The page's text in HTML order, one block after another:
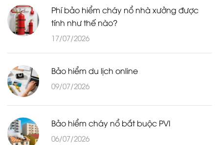
Phí bảo hiểm cháy nổ nhà xưởng được
tính như thế nào?
17/07/2026
Bảo hiểm du lịch online
09/07/2026
Bảo hiểm cháy nổ bắt buộc PVI
06/07/2026